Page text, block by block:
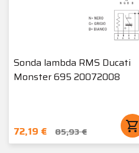
Sonda lambda RMS Ducati
Monster 695 20072008
72,19 € 85,93 € shopping_cart